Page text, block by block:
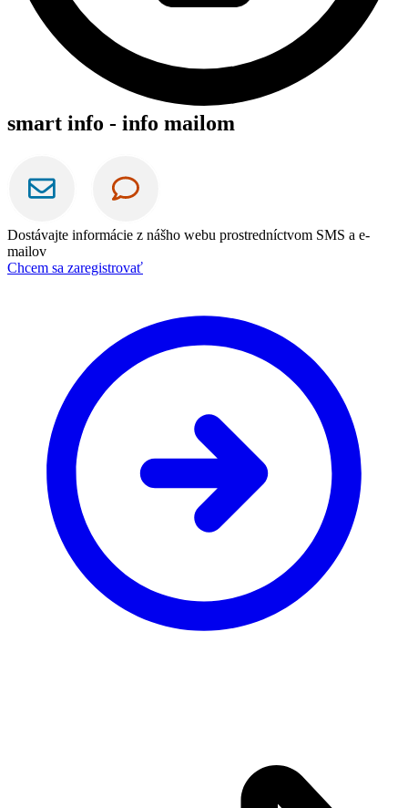
smart info - info mailom
Dostávajte informácie z nášho webu prostredníctvom SMS a e-
mailov
Chcem sa zaregistrovať